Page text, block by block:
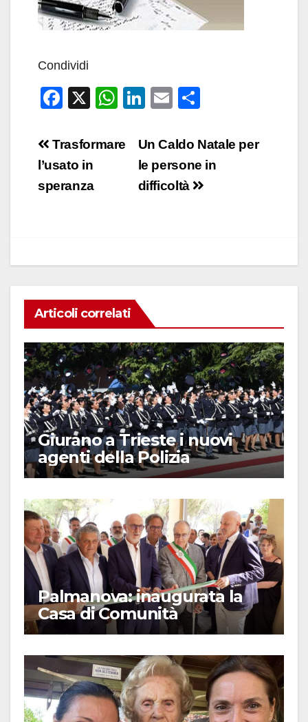
Condividi
F
c
e
b
X
W
at
Li
k
e
dI
E
ail n
di
vi
Navigazione
articoli
Un Caldo Natale per
le persone in
difficoltà
Trasformare
l’usato in
speranza
Articoli correlati
Giurano a Trieste i nuovi
agenti della Polizia
Palmanova: inaugurata la
Casa di Comunità